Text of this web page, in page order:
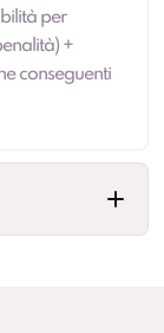
per
+
conseguenti